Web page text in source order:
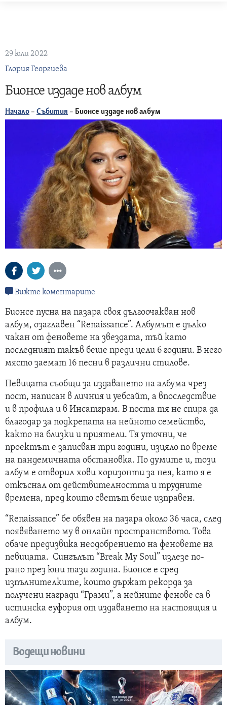
29 юли 2022
Глория Георгиева
Бионсе издаде нов албум
Начало – Събития – Бионсе издаде нов албум
Вижте коментарите
Бионсе пусна на пазара своя дългоочакван нов
албум, озаглавен “Renaissance”. Албумът е дълко
чакан от феновете на звездата, тъй като
последният такъв беше преди цели 6 години. В него
място заемат 16 песни в различни стилове.
Певицата съобщи за издаването на албума чрез
пост, написан в личния и уебсайт, а впоследствие
и в профила и в Инсатграм. В поста тя не спира да
благодар за подкрепата на нейното семейство,
както на близки и приятели. Тя уточни, че
проектът е записван три години, изцяло по време
на пандемичната обстановка. По думите и, този
албум е отворил хови хоризонти за нея, като я е
откъснал от действителността и трудните
времена, пред които светът беше изправен.
“Renaissance” бе обявен на пазара около 36 часа, след
появяването му в онлайн пространството. Това
обаче предизвика неодобрението на феновете на
певицата. Сингълът “Break My Soul” излезе по-
рано през юни тази година. Бионсе е сред
изпълнителките, които държат рекорда за
получени награди “Грами”, а нейните фенове са в
истинска еуфория от издаването на настоящия и
албум.
Водещи новини